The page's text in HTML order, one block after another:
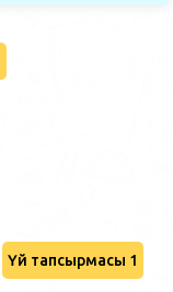
Үй тапсырмасы 1